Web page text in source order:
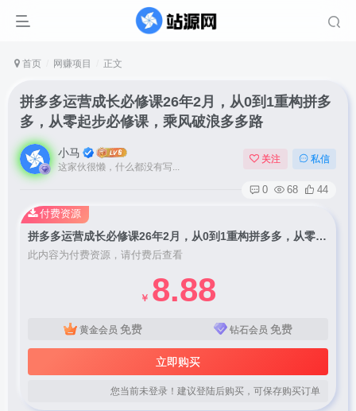
首页 网赚项目 正文
拼多多运营成长必修课26年2月，从0到1重构拼多
多，从零起步必修课，乘风破浪多多路
小马
这家伙很懒，什么都没有写...
关注 私信
0 68 44
拼多多运营成长必修课26年2月，从0到1重构拼多多，从零起步必修课，乘风破浪多多路
此内容为付费资源，请付费后查看
￥ 8.88
黄金会员 免费 钻石会员 免费
立即购买
您当前未登录！建议登陆后购买，可保存购买订单
付费资源